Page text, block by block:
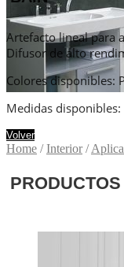
Artefacto lineal para
Difusor de alto
Colores disponibles:
Medidas
Volver
Home /Interior/